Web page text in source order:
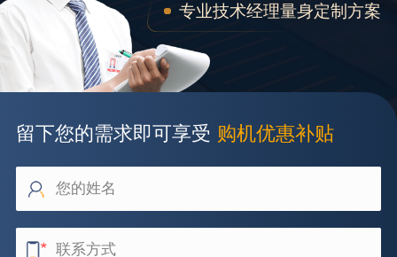
专业技术经理量身定制方案
留下您的需求即可享受 购机优惠补贴